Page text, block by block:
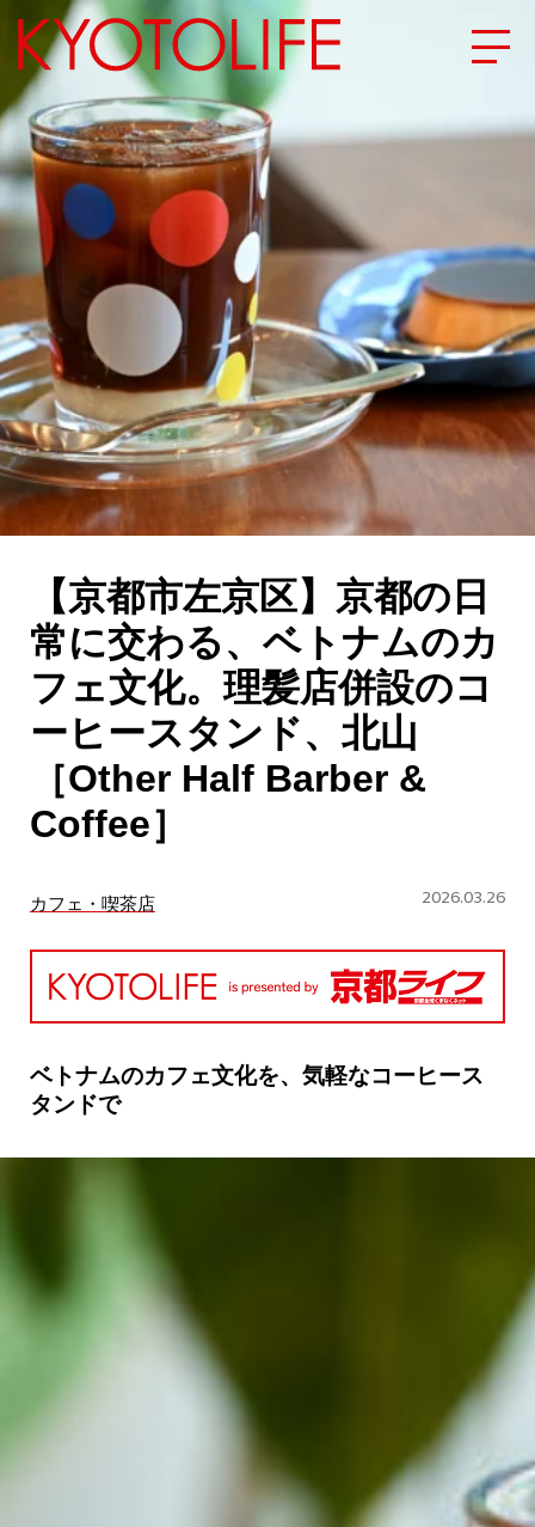
エリアから探す
地図から探す
カテゴリーから探す
SPECIAL
NEW OPEN
SERIES
CULTURE
ABOUT US
Instagram
チケットプレゼント応募
MAIN MENU
SERIES
カレーが好き
今月の京みやげ
京都の書店
【京都市左京区】京都の日
常に交わる、ベトナムのカ
フェ文化。理髪店併設のコ
ーヒースタンド、北山
［Other Half Barber &
Coffee］
カフェ・喫茶店 2026.03.26
ベトナムのカフェ文化を、気軽なコーヒース
タンドで